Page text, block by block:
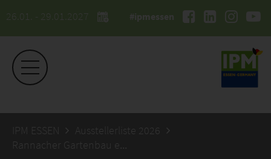
26.01. - 29.01.2027 #ipmessen
IPM ESSEN
Ausstellerliste 2026
Rannacher Gartenbau eGbR